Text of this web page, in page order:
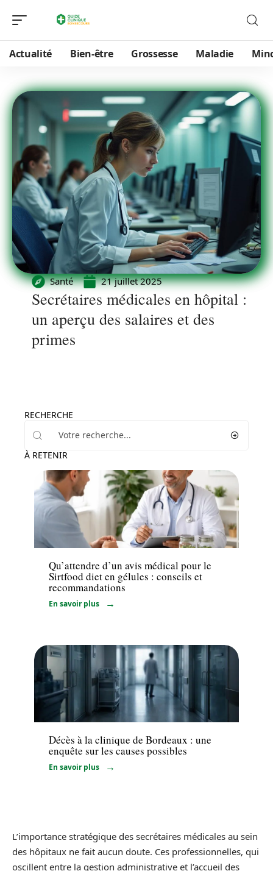
Actualité Bien-être Grossesse Maladie
Santé 21 juillet 2025
Secrétaires médicales en hôpital :
un aperçu des salaires et des
primes
RECHERCHE
À RETENIR
Qu’attendre d’un avis médical pour le
Sirtfood diet en gélules : conseils et
recommandations
En savoir plus
Santé
Décès à la clinique de Bordeaux : une
enquête sur les causes possibles
En savoir plus
L’importance stratégique des secrétaires médicales au sein
des hôpitaux ne fait aucun doute. Ces professionnelles, qui
oscillent entre la gestion administrative et l’accueil des